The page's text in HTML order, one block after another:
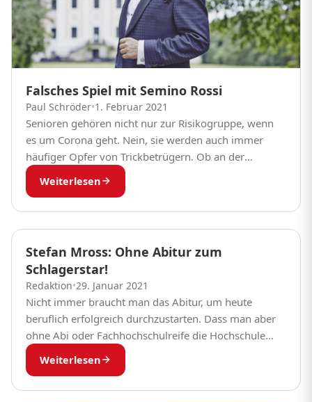
Falsches Spiel mit Semino Rossi
Paul Schröder•1. Februar 2021
Senioren gehören nicht nur zur Risikogruppe, wenn
es um Corona geht. Nein, sie werden auch immer
häufiger Opfer von Trickbetrügern. Ob an der
Haustür, am Telefon oder im Internet: Kriminelle...
Weiterlesen
Stefan Mross: Ohne Abitur zum
Schlagerstar!
Redaktion•29. Januar 2021
Nicht immer braucht man das Abitur, um heute
beruflich erfolgreich durchzustarten. Dass man aber
ohne Abi oder Fachhochschulreife die Hochschule
besuchen kann, das ist neu. Und es funktioniert! Dies
hat...
Weiterlesen